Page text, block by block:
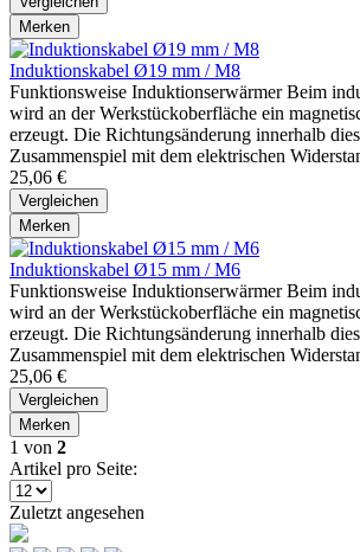
Merken
Induktionskabel Ø19 mm / M8
Funktionsweise Induktionserwärmer Beim
wird an der Werkstückoberfläche ein
erzeugt. Die Richtungsänderung innerhalb
Zusammenspiel mit dem elektrischen
25,06 €
Vergleichen
Merken
Induktionskabel Ø15 mm / M6
Funktionsweise Induktionserwärmer Beim
wird an der Werkstückoberfläche ein
erzeugt. Die Richtungsänderung innerhalb
Zusammenspiel mit dem elektrischen
25,06 €
Vergleichen
Merken
1 von 2
Artikel pro Seite:
Zuletzt angesehen